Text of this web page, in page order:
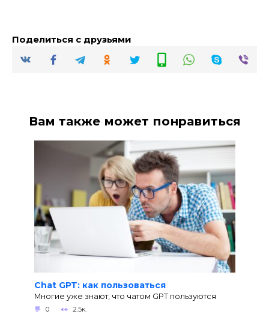
Поделиться с друзьями
Вам также может понравиться
Chat GPT: как пользоваться
Многие уже знают, что чатом GPT пользуются
0 2.5к.